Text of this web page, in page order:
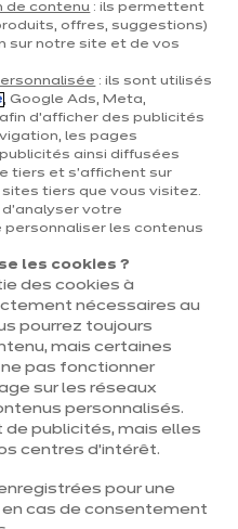
nouveautés
de contenu : ils permettent
offres, suggestions)
sur notre site et de vos
: ils sont utilisés
, Google Ads, Meta,
d’afficher des publicités
les pages
ainsi diffusées
tiers et s'affichent sur
tiers que vous visitez.
votre
les contenus
les cookies ?
des cookies à
nécessaires au
pourrez toujours
mais certaines
pas fonctionner
sur les réseaux
personnalisés.
publicités, mais elles
centres d’intérêt.
pour une
en cas de consentement